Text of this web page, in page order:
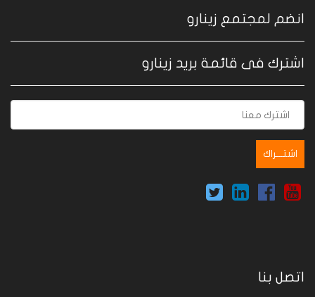
انضم لمجتمع زينارو
اشترك فى قائمة بريد زينارو
اتصل بنا